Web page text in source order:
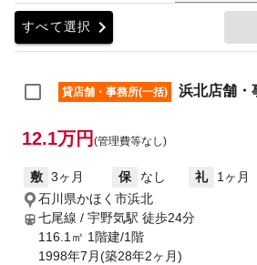
すべて選択 chevron_right
貸店舗・事務所(一括) 浜北店舗・
12.1万円 (管理費等なし)
敷 3ヶ月 保 なし 礼
1ヶ月
石川県かほく市浜北
七尾線 / 宇野気駅 徒歩24分
116.1㎡ 1階建/1階
1998年7月(築28年2ヶ月)